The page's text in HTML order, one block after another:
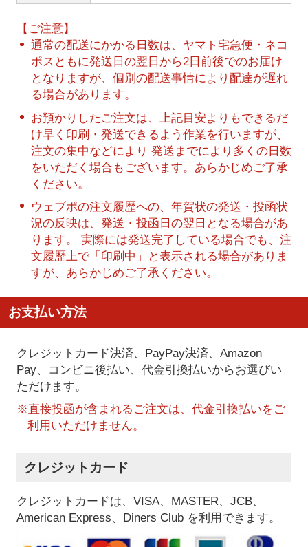
【ご注意】
通常の配送にかかる日数は、ヤマト宅急便・ネコ
ポスともに発送日の翌日から2日前後でのお届け
となりますが、個別の配送事情により配達が遅れ
る場合があります。
お預かりしたご注文は、上記目安よりもできるだ
け早く印刷・発送できるよう作業を行いますが、
注文の集中などにより 発送までにより多くの日数
をいただく場合もございます。あらかじめご了承
ください。
ウェブポの注文履歴への、年賀状の発送・投函状
況の反映は、発送・投函日の翌日となる場合があ
ります。 実際には発送完了している場合でも、注
文履歴上で「印刷中」と表示される場合がありま
すが、あらかじめご了承ください。
お支払い方法
クレジットカード決済、PayPay決済、Amazon
Pay、コンビニ後払い、代金引換払いからお選びい
ただけます。
※直接投函が含まれるご注文は、代金引換払いをご
利用いただけません。
クレジットカード
クレジットカードは、VISA、MASTER、JCB、
American Express、Diners Club を利用できます。